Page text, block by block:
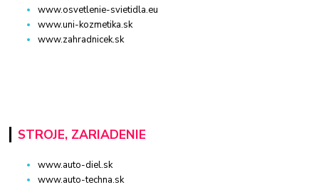
www.osvetlenie-svietidla.eu
www.uni-kozmetika.sk
www.zahradnicek.sk
STROJE, ZARIADENIE
www.auto-diel.sk
www.auto-techna.sk